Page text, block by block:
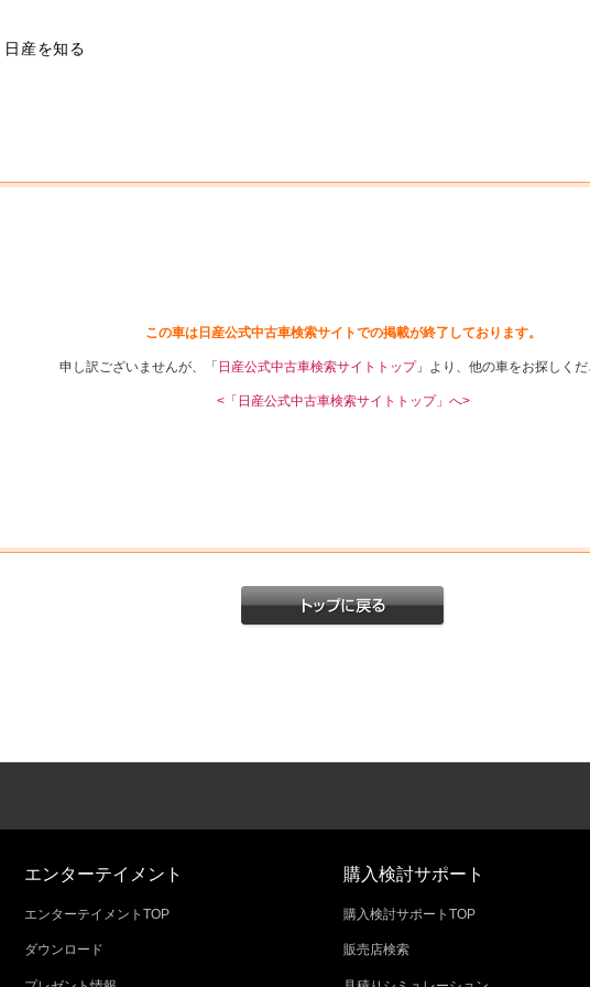
日産を知る
この車は日産公式中古車検索サイトでの掲載が終了しております。
申し訳ございませんが、「 日産公式中古車検索サイトトップ」より、他の車をお探しくだ
<「日産公式中古車検索サイトトップ」へ>
エンターテイメント
エンターテイメントTOP
ダウンロード
購入検討サポート
購入検討サポートTOP
販売店検索